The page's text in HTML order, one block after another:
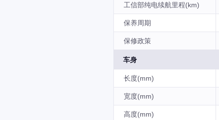
工信部纯电续航里程(km)
保养周期
保修政策
车身
长度(mm)
宽度(mm)
高度(mm)